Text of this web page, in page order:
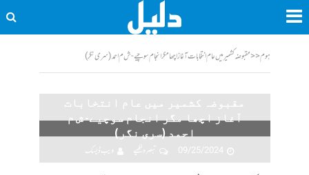
ہوم<<مقبوضہ کشمیر میں عام انتخابات آغاز اچھا مگر انجام سوچیے- ش م احمد (سری نگر)
مقبوضہ کشمیر میں عام انتخابات
آغاز اچھا مگر انجام سوچیے- ش م
احمد (سری نگر)
09/25/2024
تبصرہ لکھیے ویب ڈیسک